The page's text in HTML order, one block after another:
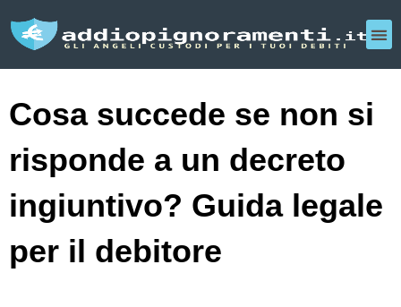
Cosa succede se non si
risponde a un decreto
ingiuntivo? Guida legale
per il debitore